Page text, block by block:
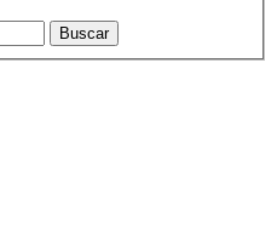
Buscar